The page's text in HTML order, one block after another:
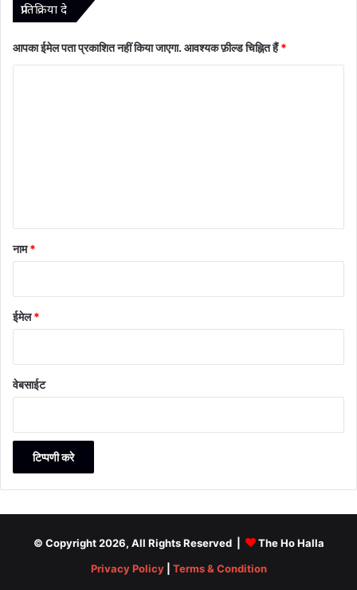
प्रातिक्रिया दे
आपका ईमेल पता प्रकाशित नहीं किया जाएगा. आवश्यक फ़ील्ड चिह्नित हैं*
नाम*
ईमेल*
वेबसाईट
© Copyright 2026, All Rights Reserved |
The Ho Halla
Privacy Policy| Terms & Condition